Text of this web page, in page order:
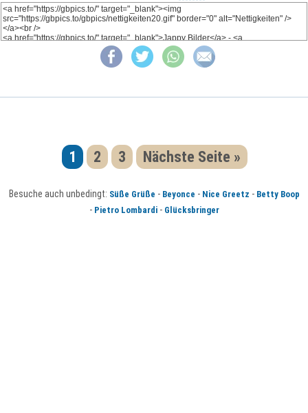
1 2 3 Nächste Seite »
Besuche auch unbedingt: Süße Grüße - Beyonce - Nice Greetz - Betty Boop
- Pietro Lombardi- Glücksbringer